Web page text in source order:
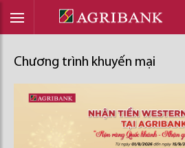
Chương trình khuyến mại